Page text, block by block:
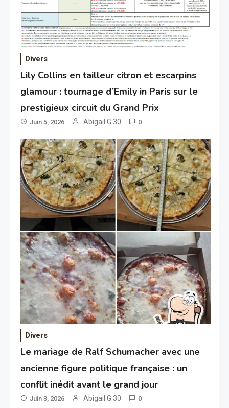
Divers
Lily Collins en tailleur citron et escarpins
glamour : tournage d’Emily in Paris sur le
prestigieux circuit du Grand Prix
Juin 5, 2026 Abigail.G.30 0
Divers
Le mariage de Ralf Schumacher avec une
ancienne figure politique française : un
conflit inédit avant le grand jour
Juin 3, 2026 Abigail.G.30 0